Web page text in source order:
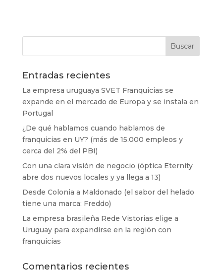
Entradas recientes
La empresa uruguaya SVET Franquicias se
expande en el mercado de Europa y se instala en
Portugal
¿De qué hablamos cuando hablamos de
franquicias en UY? (más de 15.000 empleos y
cerca del 2% del PBI)
Con una clara visión de negocio (óptica Eternity
abre dos nuevos locales y ya llega a 13)
Desde Colonia a Maldonado (el sabor del helado
tiene una marca: Freddo)
La empresa brasileña Rede Vistorias elige a
Uruguay para expandirse en la región con
franquicias
Comentarios recientes